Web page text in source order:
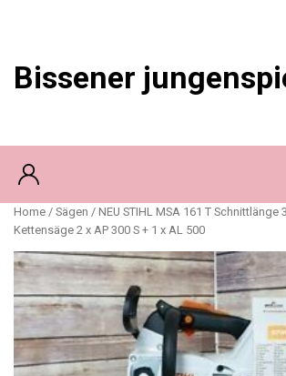
Bissener
Home / Sägen / NEU STIHL MSA 161 T Schnittlänge
Kettensäge 2 x AP 300 S + 1 x AL 500